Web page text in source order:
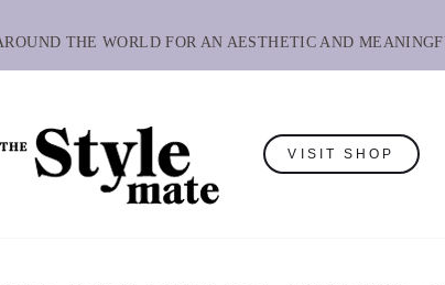
THE WORLD FOR AN AESTHETIC AND
VISIT SHOP